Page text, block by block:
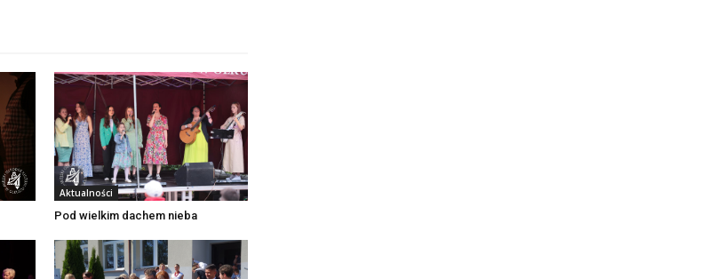
Aktualności
Pod wielkim dachem nieba